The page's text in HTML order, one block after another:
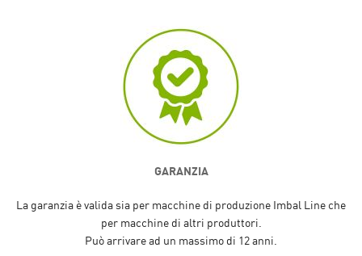
GARANZIA
La garanzia è valida sia per macchine di produzione Imbal Line che
per macchine di altri produttori.
Può arrivare ad un massimo di 12 anni.